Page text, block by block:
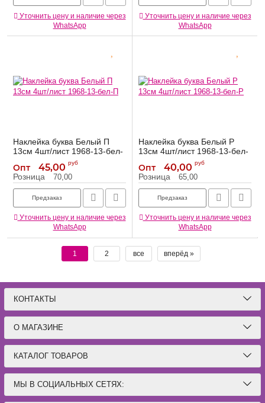
Уточнить цену и наличие через
WhatsApp
Уточнить цену и наличие через
WhatsApp
Наклейка буква Белый П
13см 4шт/лист 1968-13-бел-
Артикул: 1968-13-бел-П
Опт 45,00 руб
Розница 70,00
Предзаказ
Уточнить цену и наличие через
WhatsApp
Наклейка буква Белый Р
13см 4шт/лист 1968-13-бел-
Артикул: 1968-13-бел-Р
Опт 40,00 руб
Розница 65,00
Предзаказ
Уточнить цену и наличие через
WhatsApp
1 2 все вперёд »
КОНТАКТЫ
О МАГАЗИНЕ
КАТАЛОГ ТОВАРОВ
МЫ В СОЦИАЛЬНЫХ СЕТЯХ: